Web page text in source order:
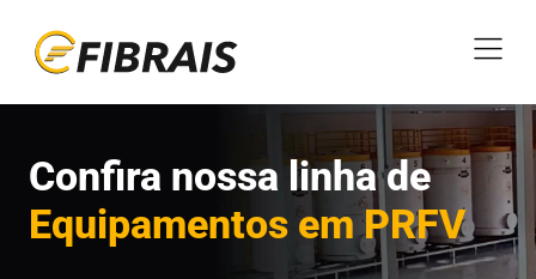
Confira nossa linha de
Equipamentos em PRFV